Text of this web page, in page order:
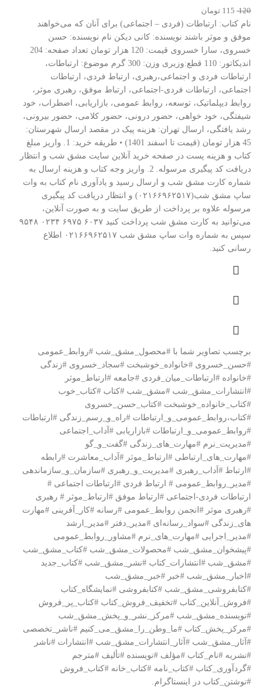
120
115 تومان
نام کتاب: ارتباطات (فردی – اجتماعی) برای آنان که می‌خواهند
موفق و موثر باشند نویسنده: کانی دیکن نام نویسنده: حسن
خسروی، سارا خسروی قیمت: 120 هزار تومان تعداد صفحه: 204
اندیکاتور: 110 قطع:وزیری وزن: 300 گرم موضوع: ارتباطات،
ارتباطات فردی و اجتماعی،رهبری، ارتباط فردی، ارتباطات
اجتماعی، ارتباطات فردی-اجتماعی، ارتباط موفق، رهبری موثر،
روابط دیپلماتیک، توسعه، روابط عمومی، بازاریابی، اضطراب، خود
شیفتگی، خود خواهی، حضور درونی، حضور کلامی، حضور بیرونی،
رشد یافتگی، ارسال تهران: هزینه پیک در مقصد ارسال شهرستان:
45 هزار تومان (قیمت تا اسفند 1401) • طریقه خرید: 1. واریز مبلغ
کتاب و هزینه پست در صفحه خرید آنلاین سایت مشق شب و انتظار
دریافت کد پیگیری مرسوله. 2. واریز وجه کتاب و هزینه ارسال به
شماره کارت مشق شب و ارسال رسید و یادآوری نام کتاب به وات
ساپ مشق شب(۰۲۱۶۶۹۶۲۵۱۷) و انتظار دریافت کد پیگیری
مرسوله علاوه بر پرداخت از طریق سایت و به صورت آنلاین،
می‌توانید به کارت مشق شب پرداخت کنید ۶۰۳۷ ۶۹۷۵ ۰۲۳۴ ۹۵۴۸
سپس به شماره وات ساپ مشق شب ۰۲۱۶۶۹۶۲۵۱۷ اطلاع
رسانی کنید.
برچسب تصاویر شما با #محصول_مشق_شب #روابط_عمومی
#حسن_خسروی #خانواده_خوشبخت #سجاد_خسروی #زندگی
#خانواده #ارتباطات_میان_فردی #جامعه #ارتباط_موثر
#انتشارات_مشق_شب #مشق_شب #کتاب #کتاب_خوب
#کتاب_خانواده_خوشبخت #کتاب_حسن_خسروی
#کتاب،روابط_عمومی_و_ارتباطات #راه_و_رسم_زندگی #ارتباطات
#روابط_عمومی_و_ارتباطات #بازاریابی #آداب_اجتماعی
#مدیریت_نرم #مهارت_های_زندگی #گفت_و_گو
#مهارت_های_ارتباطی #ارتباط_موثر #آداب_معاشرت #رابطه
#ارتباط #آداب_رهبری #مدیریت_و_رهبری #سازمان_و_سازماندهی
#مدیر_روابط_عمومی # ارتباط فردی #ارتباطات اجتماعی #
ارتباطات فردی-اجتماعی #ارتباط موفق #ارتباط_موثر # رهبری
#رهبری موثر #انجمن روابط_عمومی #رسانه #کار_آفرینی #مهارت
های_زندگی #سواد_رسانه‌ای #مدیر_دفتر #مدیر_ارشد
#مدیر_اجرایی #مهارت_های_نرم #مشاور_روابط_عمومی
#پیشخوان_مشق_شب #محصولات_مشق_شب #کتاب_مشق_شب
#مشق_شب #انتشارات_کتاب #نشر_مشق_شب #کتاب_جدید
#اخبار_مشق_شب #خبر #خبر_مشق_شب
#کتابفروشی_مشق_شب #کتابفروشی #نمایشگاه_کتاب
#فروش_آنلاین_کتاب #تخفیف_فروش_کتاب #کتاب_پر_فروش
#نویسنده_مشق_شب #مرکز_نشر_و_پخش_مشق_شب
#مرکز_پخش_کتاب #ما_وطن_را_مشق_می_کنیم #ناشر_تخصصی
#آثار_مشق_شب #آثار_انتشارات_مشق_شب #انتشارات #ناشر
#نشریه #نام_کتاب #مؤلف #نویسنده #تألیف #مترجم
#گردآوری_کتاب #کتاب_نامه #کتاب_خانه #کتاب_فروش
#نوشتن_کتاب در اینستاگرام.